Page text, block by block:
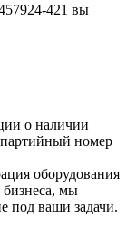
421 вы
о наличии
партийный номер
оборудования
бизнеса, мы
под ваши задачи.